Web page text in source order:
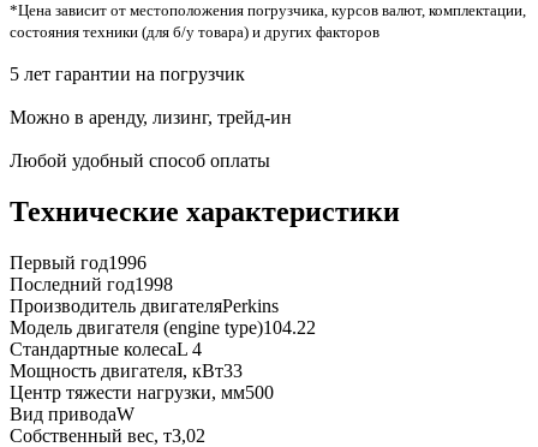
*Цена зависит от местоположения погрузчика, курсов валют, комплектации,
состояния техники (для б/у товара) и других факторов
5 лет гарантии на погрузчик
Можно в аренду, лизинг, трейд-ин
Любой удобный способ оплаты
Технические характеристики
Первый год1996
Последний год1998
Производитель двигателяPerkins
Модель двигателя (engine type)104.22
Стандартные колесаL 4
Мощность двигателя, кВт33
Центр тяжести нагрузки, мм500
Вид приводаW
Собственный вес, т3,02